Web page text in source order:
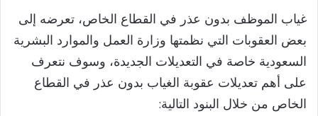
غياب الموظف بدون عذر في القطاع الخاص، تعرضه إلى
بعض العقوبات التي نظمتها وزارة العمل والموارد البشرية
السعودية خاصة في التعديلات الجديدة، وسوف نتعرف
على أهم تعديلات عقوبة الغياب بدون عذر في القطاع
الخاص من خلال البنود التالية: